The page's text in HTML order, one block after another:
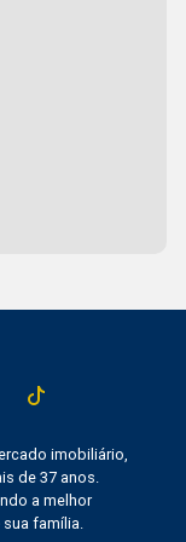
de
visita.
imobiliário,
de 37 anos.
a melhor
família.